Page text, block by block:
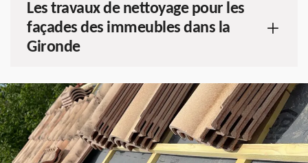
Les travaux de nettoyage pour les
façades des immeubles dans la
Gironde